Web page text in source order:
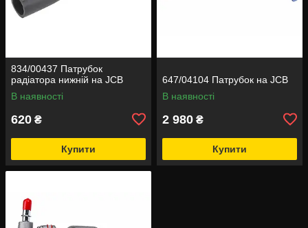
834/00437 Патрубок
радіатора нижній на JCB
В наявності
620 ₴
Купити
647/04104 Патрубок на JCB
В наявності
2 980 ₴
Купити